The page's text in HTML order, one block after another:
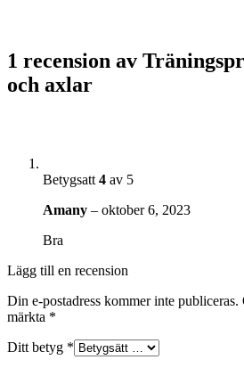
1 recension av
och axlar
Betygsatt 4 av 5
Amany – oktober 6, 2023
Bra
Lägg till en recension
Din e-postadress kommer inte publiceras.
märkta *
Ditt betyg *